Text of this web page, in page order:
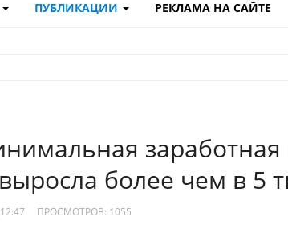
ПУБЛИКАЦИИ РЕКЛАМА НА САЙТЕ
заработная
более чем в 5
ПРОСМОТРОВ: 1055